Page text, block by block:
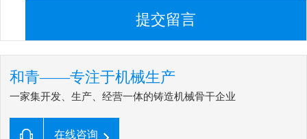
提交留言
和青——专注于机械生产
一家集开发、生产、经营一体的铸造机械骨干企业
在线咨询